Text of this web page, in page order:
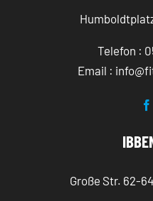
Telefon :
Email :
Große Str. 62-